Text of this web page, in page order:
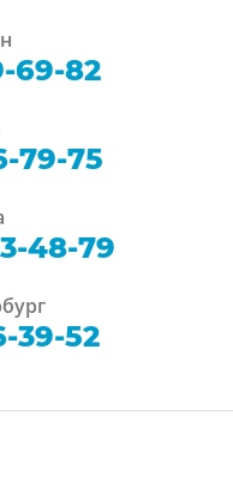
69-82
79-75
48-79
39-52